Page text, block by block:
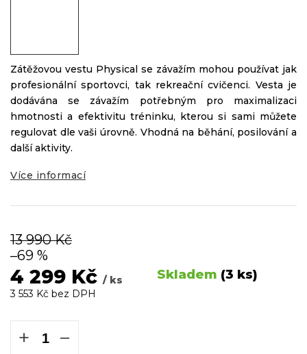
13 990 Kč
–69 %
4 299 Kč / ks Skladem (3 ks)
3 553 Kč bez DPH
+ −
Zátěžovou vestu Physical se závažím mohou používat jak
profesionální sportovci, tak rekreační cvičenci. Vesta je
dodávána se závažím potřebným pro maximalizaci
hmotnosti a efektivitu tréninku, kterou si sami můžete
regulovat dle vaši úrovně. Vhodná na běhání, posilování a
další aktivity.
Více informací